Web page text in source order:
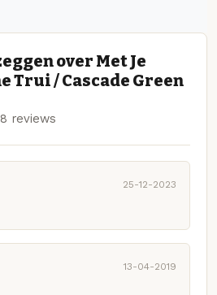
over Met Je
Trui / Cascade Green
reviews
25-12-2023
13-04-2019